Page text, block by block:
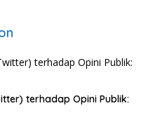
terhadap Opini Publik: